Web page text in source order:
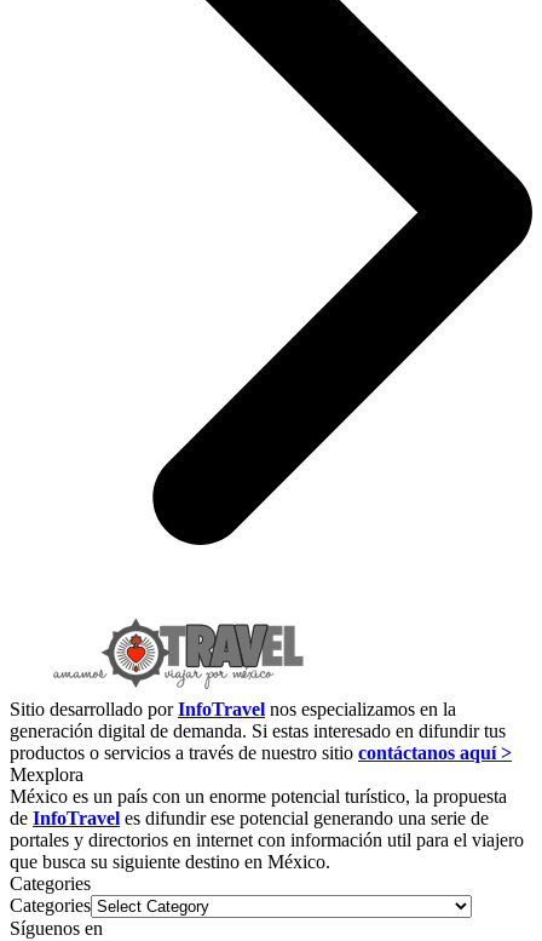
Sitio desarrollado porInfoTravel nos especializamos en la
generación digital de demanda. Si estas interesado en difundir tus
productos o servicios a través de nuestro sitio contáctanos aquí >
Mexplora
México es un país con un enorme potencial turístico, la propuesta
de InfoTravel es difundir ese potencial generando una serie de
portales y directorios en internet con información util para el viajero
que busca su siguiente destino en México.
Categories
Categories
Síguenos en